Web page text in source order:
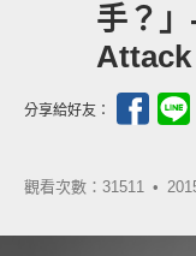
手？
分享給好友：
觀看次數：31511 •